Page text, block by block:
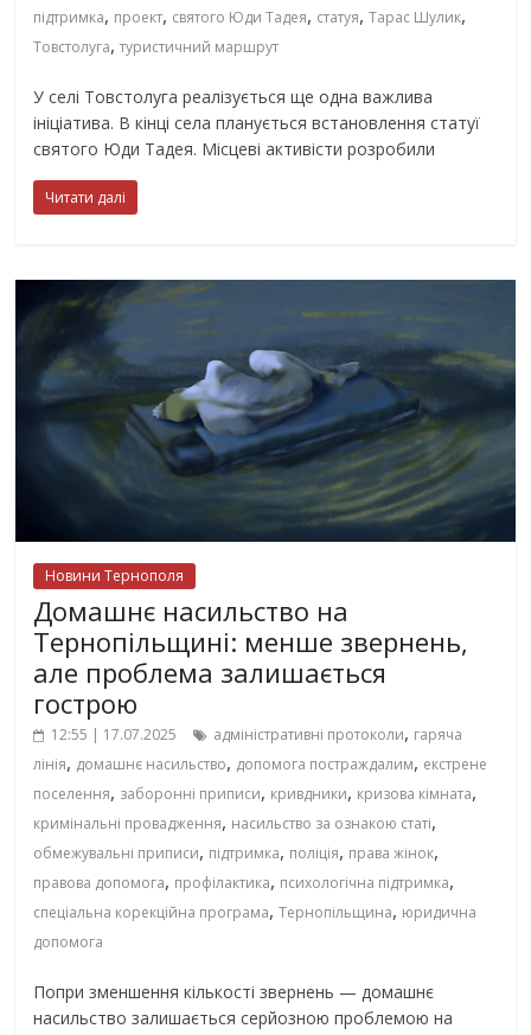
підтримка, проект, святого Юди Тадея, статуя,Тарас Шулик,
Товстолуга,туристичний маршрут
У селі Товстолуга реалізується ще одна важлива
ініціатива. В кінці села планується встановлення статуї
святого Юди Тадея. Місцеві активісти розробили
Читати далі
Новини Тернополя
Домашнє насильство на
Тернопільщині: менше звернень,
але проблема залишається
гострою
12:55 | 17.07.2025 адміністративні протоколи, гаряча
лінія, домашнє насильство, допомога постраждалим, екстрене
поселення, заборонні приписи, кривдники, кризова кімната,
кримінальні провадження, насильство за ознакою статі,
обмежувальні приписи, підтримка, поліція, права жінок,
правова допомога, профілактика, психологічна підтримка,
спеціальна корекційна програма,Тернопільщина, юридична
допомога
Попри зменшення кількості звернень — домашнє
насильство залишається серйозною проблемою на